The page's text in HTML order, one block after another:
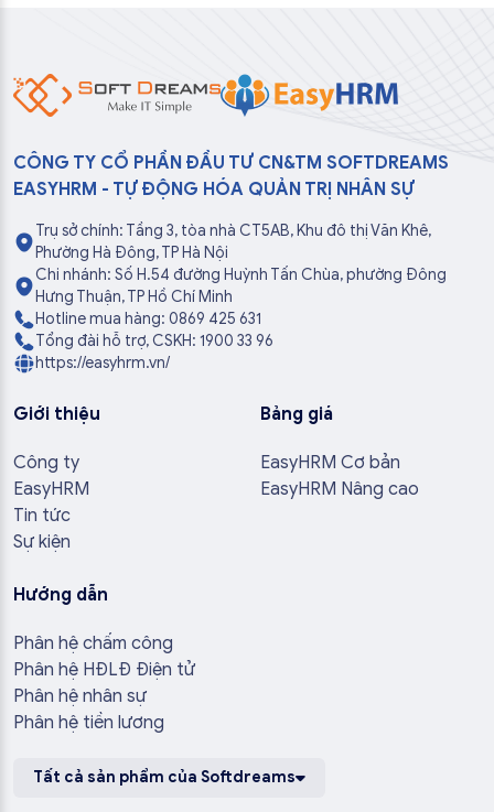
CÔNG TY CỔ PHẦN ĐẦU TƯ CN&TM SOFTDREAMS
EASYHRM - TỰ ĐỘNG HÓA QUẢN TRỊ NHÂN SỰ
Trụ sở chính: Tầng 3, tòa nhà CT5AB, Khu đô thị Văn Khê,
Phường Hà Đông, TP Hà Nội
Chi nhánh: Số H.54 đường Huỳnh Tấn Chùa, phường Đông
Hưng Thuận, TP Hồ Chí Minh
Hotline mua hàng: 0869 425 631
Tổng đài hỗ trợ, CSKH: 1900 33 96
https://easyhrm.vn/
Giới thiệu
Công ty
EasyHRM
Tin tức
Sự kiện
Bảng giá
EasyHRM Cơ bản
EasyHRM Nâng cao
Hướng dẫn
Phân hệ chấm công
Phân hệ HĐLĐ Điện tử
Phân hệ nhân sự
Phân hệ tiền lương
Tất cả sản phẩm của Softdreams